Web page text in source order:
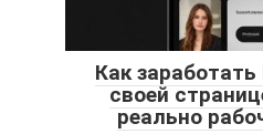
Как
своей
реально